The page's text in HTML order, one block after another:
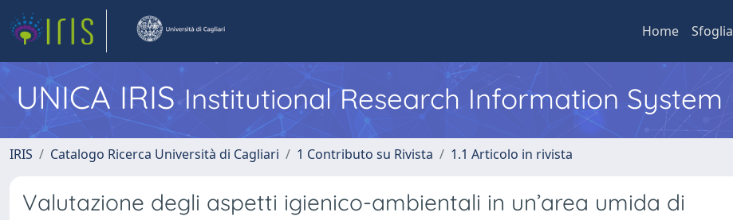
Home Sfoglia
UNICA IRISInstitutional Research Information System
IRIS Catalogo Ricerca Università di Cagliari 1 Contributo su Rivista 1.1 Articolo in rivista
Valutazione degli aspetti igienico-ambientali in un’area umida di